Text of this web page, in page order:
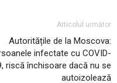
Articolul următor
Autoritățile de la Moscova:
infectate cu COVID-
riscă închisoare dacă nu se
autoizolează